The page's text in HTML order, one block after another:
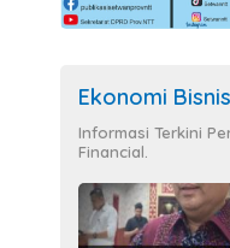
Ekonomi Bisnis
Informasi Terkini
Financial.